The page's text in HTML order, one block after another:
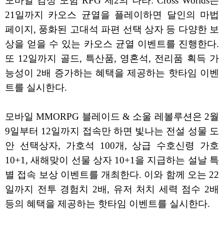
21일까지 카오스 균열을 플레이하면 달인의 마법
페이지, 풍화된 고대석 파편 선택 상자 등 다양한 보
상을 얻을 수 있는 카오스 균열 이벤트를 진행한다.
또 12일까지 골드, 특산품, 영혼석, 전리품 획득 가
능성이 2배 증가하는 혜택을 제공하는 핫타임 이벤
트를 실시한다.
모바일 MMORPG 블레이드 & 소울 레볼루션은 2월
9일부터 12일까지 접속만 하면 빛나는 전설 성물 도
안 선택상자, 가호석 100개, 상급 수호신령 가호
10+1, 새해맞이 선물 상자 10+1을 지급하는 설날 특
별 접속 보상 이벤트를 개최한다. 이와 함께 오는 22
일까지 전투 경험치 2배, 유저 처치 세력 점수 2배
등의 혜택을 제공하는 핫타임 이벤트를 실시한다.